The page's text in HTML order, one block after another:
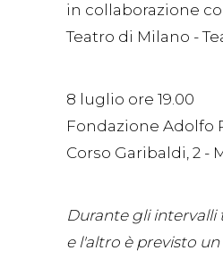
in collaborazione
Teatro di Milano -
8 luglio ore 19.00
Fondazione Adolfo
Corso Garibaldi, 2 -
Durante gli intervalli
e l'altro è previsto